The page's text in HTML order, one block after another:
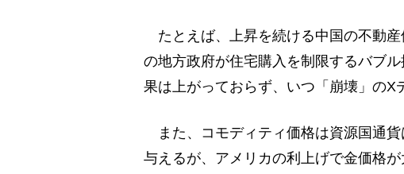
たとえば、上昇を続ける中国の不動産
の地方政府が住宅購入を制限するバブ
果は上がっておらず、いつ「崩壊」のX
また、コモディティ価格は資源国通
与えるが、アメリカの利上げで金価格